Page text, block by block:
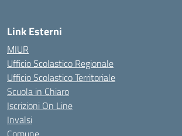
Link Esterni
MIUR
Ufficio Scolastico Regionale
Ufficio Scolastico Territoriale
Scuola in Chiaro
Iscrizioni On Line
Invalsi